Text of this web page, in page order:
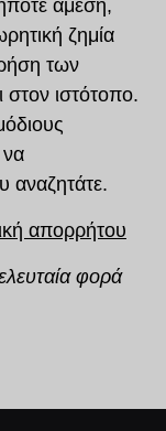
άμεση,
ζημία
των
ιστότοπο.
να
αναζητάτε.
απορρήτου
φορά